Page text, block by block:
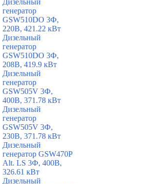
Дизельный
генератор
GSW510DO 3Ф,
220В, 421.22 кВт
Дизельный
генератор
GSW510DO 3Ф,
208В, 419.9 кВт
Дизельный
генератор
GSW505V 3Ф,
400В, 371.78 кВт
Дизельный
генератор
GSW505V 3Ф,
230В, 371.78 кВт
Дизельный
генератор GSW470P
Alt. LS 3Ф, 400В,
326.61 кВт
Дизельный